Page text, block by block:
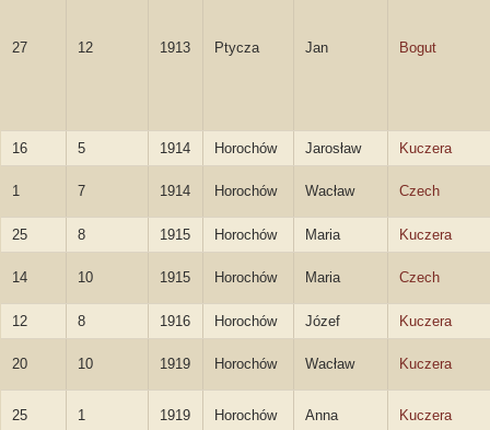
27 12 1913 Ptycza Jan Bogut
16 5 1914 Horochów Jarosław Kuczera
1 7 1914 Horochów Wacław Czech
25 8 1915 Horochów Maria Kuczera
14 10 1915 Horochów Maria Czech
12 8 1916 Horochów Józef Kuczera
20 10 1919 Horochów Wacław Kuczera
25 1 1919 Horochów Anna Kuczera